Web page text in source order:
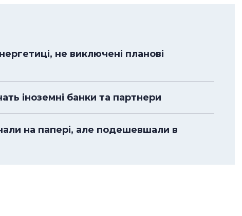
не виключені планові
іноземні банки та партнери
на папері, але подешевшали в